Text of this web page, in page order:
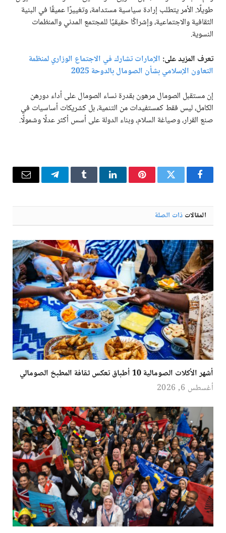
طويلًا. الأمر يتطلب إرادة سياسية مستدامة، وتغييرًا عميقًا في البنية
الثقافية والاجتماعية، وإشراكًا حقيقيًا للمجتمع المدني والمنظمات
النسوية.
تعرف المزيد على: الإمارات تشارك في الاجتماع الوزاري لمنظمة
التعاون الإسلامي بشأن الصومال بالدوحة 2025
إن مستقبل الصومال مرهون بقدرة نساء الصومال على أداء دورهن
الكامل، ليس فقط كمستفيدات من التنمية، بل كشريكات أساسيات في
صنع القرار، وصياغة السلام، وبناء الدولة على أسس أكثر عدلًا وشمولًا.
فيسبوكتويتر بينتيريستلينكدإن Tumblr تيلقرام البريد
المقالات ذات الصلة
أشهر الأكلات الصومالية 10 أطباق تعكس ثقافة المطبخ الصومالي
أغسطس 6, 2026